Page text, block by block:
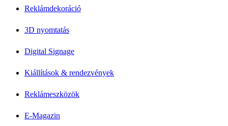
Reklámdekoráció
3D nyomtatás
Digital Signage
Kiállítások & rendezvények
Reklámeszközök
E-Magazin